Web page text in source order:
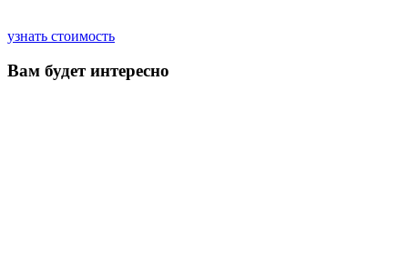
узнать стоимость
Вам будет интересно